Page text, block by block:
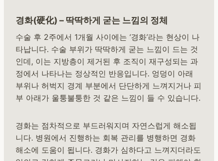
경화(硬化) – 딱딱하게 굳는 느낌의 정체
수술 후 2주에서 1개월 사이에는 ‘경화’라는 현상이 나
타납니다. 수술 부위가 딱딱하게 굳는 느낌이 드는 것
인데, 이는 지방층이 제거된 후 조직이 재구성되는 과
정에서 나타나는 정상적인 반응입니다. 엉덩이 아래
부위나 허벅지 경계 부분에서 단단하게 느껴지거나 피
부 아래가 울퉁불퉁한 것 같은 느낌이 들 수 있습니다.
경화는 점차적으로 부드러워지며 자연스럽게 해소됩
니다. 병원에서 진행하는 회복 관리를 병행하면 경화
해소에 도움이 됩니다. 경화가 심하다고 느껴지더라도